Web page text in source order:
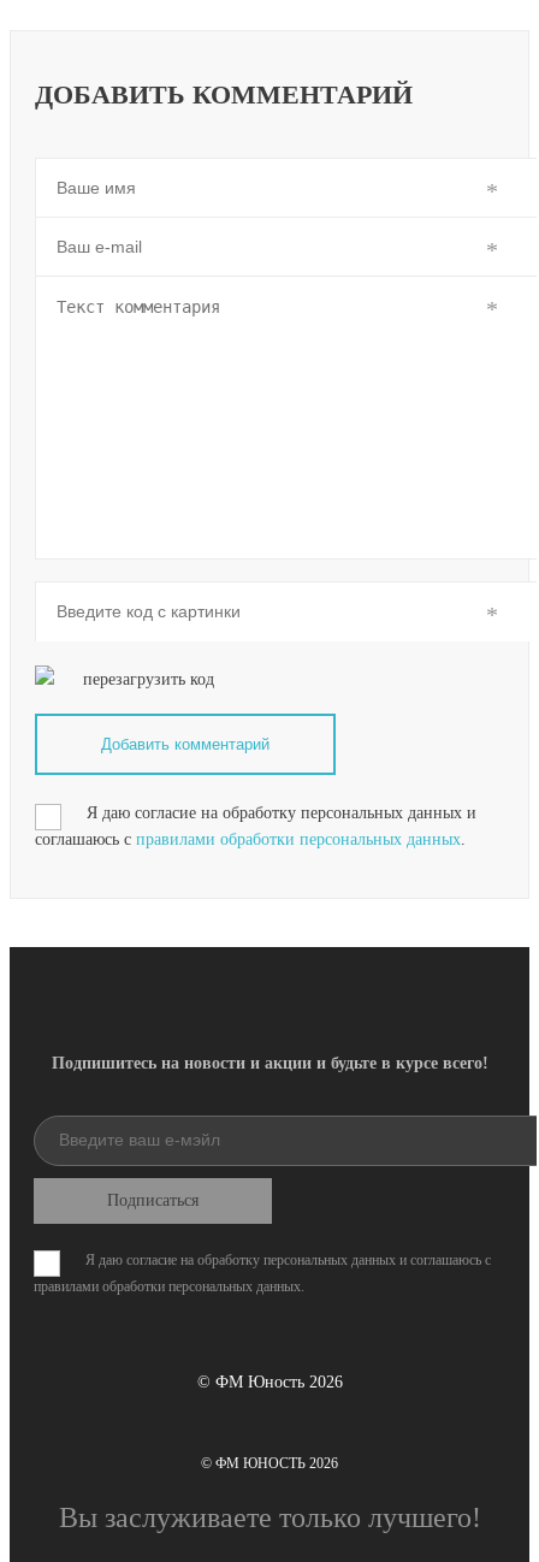
ДОБАВИТЬ КОММЕНТАРИЙ
перезагрузить код
Я даю согласие на обработку персональных данных и
соглашаюсь с правилами обработки персональных данных.
Подпишитесь на новости и акции и будьте в курсе всего!
Подписаться
Я даю согласие на обработку персональных данных и соглашаюсь с
правилами обработки персональных данных
© ФМ Юность 2026
© ФМ ЮНОСТЬ 2026
Вы заслуживаете только лучшего!